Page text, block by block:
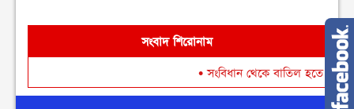
সংবাদ শিরোনাম
সংবিধান থেকে বাতিল হতে পারে শেখ